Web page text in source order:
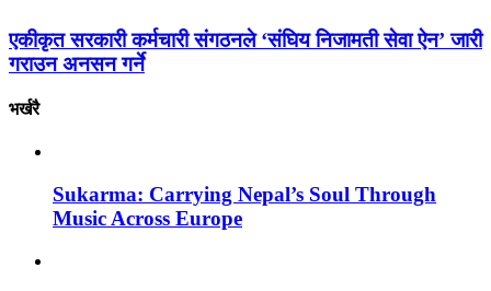
एकीकृत सरकारी कर्मचारी संगठनले ‘संघिय निजामती सेवा ऐन’ जारी
गराउन अनसन गर्ने
भर्खरै
Sukarma: Carrying Nepal’s Soul Through
Music Across Europe